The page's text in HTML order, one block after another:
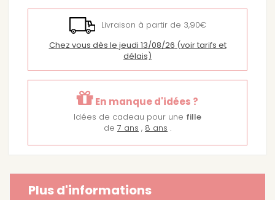
Livraison à partir de 3,90€
Chez vous dès le jeudi 13/08/26 (voir tarifs et
délais)
En manque d'idées ?
Idées de cadeau pour une fille
de 7 ans , 8 ans .
Plus d'informations